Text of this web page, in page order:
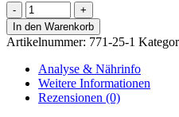
Chardonnay
Menge
In den Warenkorb
Artikelnummer: 771-25-1
Analyse & Nährinfo
Weitere Informationen
Rezensionen (0)